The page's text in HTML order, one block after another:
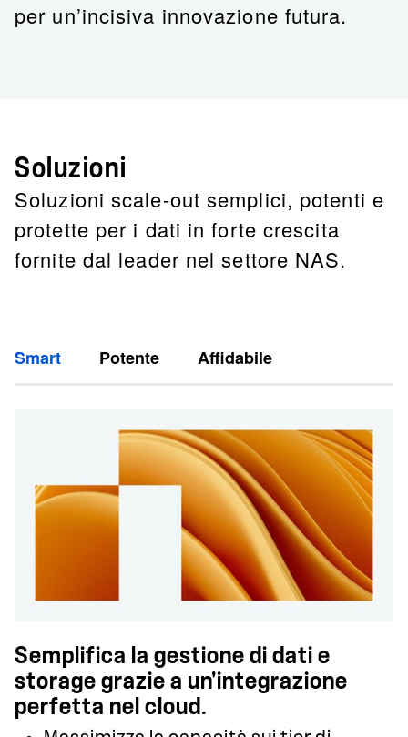
per un’incisiva innovazione futura.
Soluzioni
Soluzioni scale-out semplici, potenti e
protette per i dati in forte crescita
fornite dal leader nel settore NAS.
Smart Potente Affidabile
Semplifica la gestione di dati e
storage grazie a un'integrazione
perfetta nel cloud.